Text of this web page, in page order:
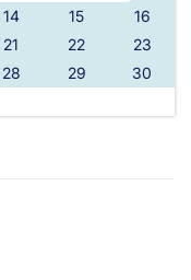
14 15
16
21 22
23
28 29
30